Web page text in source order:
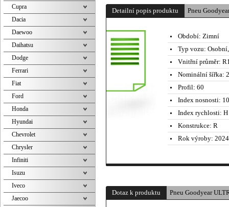
Detailní popis produktu Pneu
Období: Zimní
Typ vozu:
Vnitřní průměr:
Nominální šířka:
Profil: 60
Index nosnosti:
Index rychlosti:
Konstrukce: R
Rok výroby:
Dotaz k produktu Pneu Goodyear
Cupra
Dacia
Daewoo
Daihatsu
Dodge
Ferrari
Fiat
Ford
Honda
Hyundai
Chevrolet
Chrysler
Infiniti
Isuzu
Iveco
Jaecoo